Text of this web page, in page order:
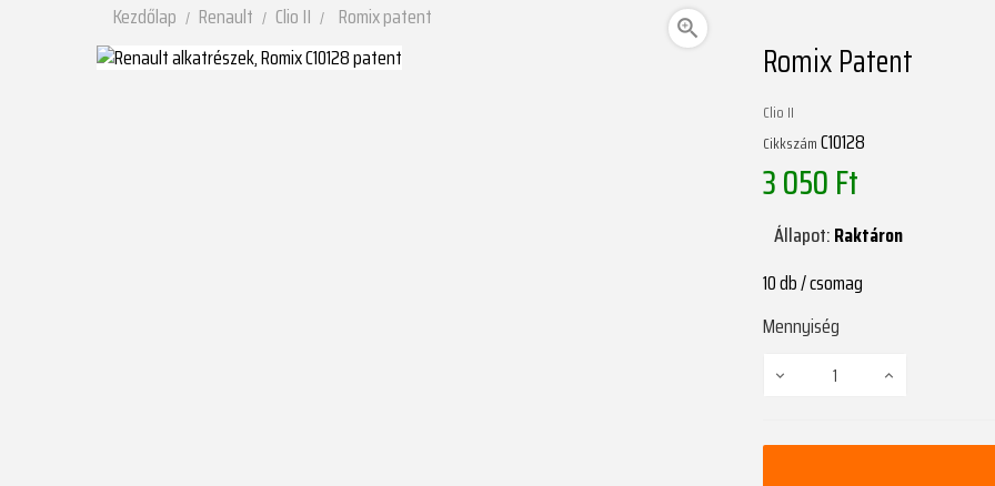
Kezdőlap Renault Clio II Romix patent 
Romix Patent
Clio II
CikkszámC10128
3 050 Ft
Állapot:Raktáron
10 db / csomag
Mennyiség